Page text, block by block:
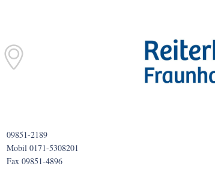
09851-2189
Mobil 0171-5308201
Fax 09851-4896